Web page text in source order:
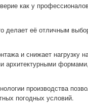
как у
делает её отличным
и снижает нагрузку
архитектурными
производства
погодных условий.